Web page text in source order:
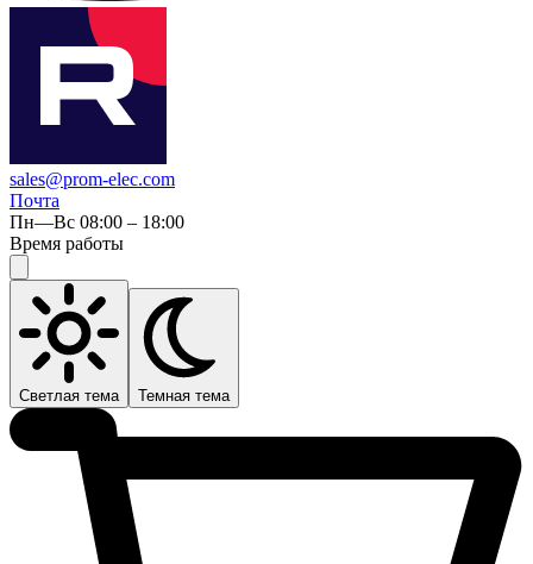
sales@prom-elec.com
Почта
Пн—Вс 08:00 – 18:00
Время работы
Светлая тема Темная тема